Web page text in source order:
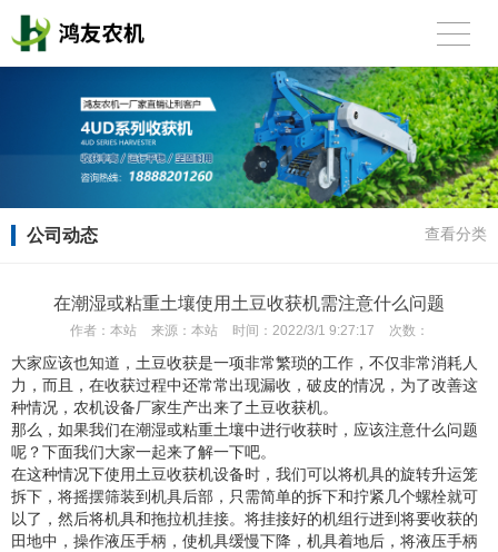
公司动态 查看分类
在潮湿或粘重土壤使用土豆收获机需注意什么问题
作者： 本站 来源： 本站 时间： 2022/3/1 9:27:17 次数：
大家应该也知道，土豆收获是一项非常繁琐的工作，不仅非常消耗人
力，而且，在收获过程中还常常出现漏收，破皮的情况，为了改善这
种情况，农机设备厂家生产出来了土豆收获机。
那么，如果我们在潮湿或粘重土壤中进行收获时，应该注意什么问题
呢？下面我们大家一起来了解一下吧。
在这种情况下使用土豆收获机设备时，我们可以将机具的旋转升运笼
拆下，将摇摆筛装到机具后部，只需简单的拆下和拧紧几个螺栓就可
以了，然后将机具和拖拉机挂接。将挂接好的机组行进到将要收获的
田地中，操作液压手柄，使机具缓慢下降，机具着地后，将液压手柄